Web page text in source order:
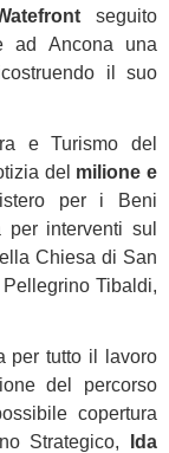
seguito
ad Ancona una
il suo
e Turismo del
del milione e
per i Beni
interventi sul
Chiesa di San
Tibaldi,
per tutto il lavoro
del percorso
copertura
Strategico,
Ida